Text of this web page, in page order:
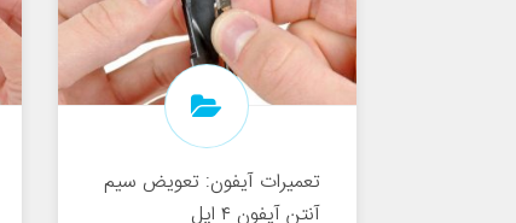
تعمیرات آیفون: تعویض سیم
آنتن آیفون ۴ اپل